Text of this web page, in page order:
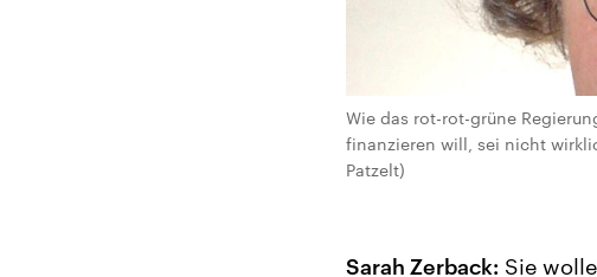
Wie das rot-rot-grüne
finanzieren will, sei nicht
Patzelt)
Sarah Zerback: Sie